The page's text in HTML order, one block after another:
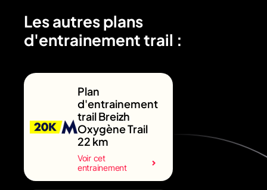
Les autres plans
d'entrainement trail :
Plan
d'entrainement
trail Breizh
Oxygène Trail
22 km
Voir cet
entrainement